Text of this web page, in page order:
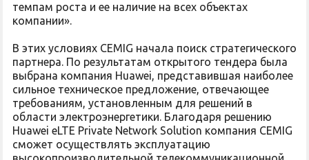
темпам роста и ее наличие на всех объектах
компании».
В этих условиях CEMIG начала поиск стратегического
партнера. По результатам открытого тендера была
выбрана компания Huawei, представившая наиболее
сильное техническое предложение, отвечающее
требованиям, установленным для решений в
области электроэнергетики. Благодаря решению
Huawei eLTE Private Network Solution компания CEMIG
сможет осуществлять эксплуатацию